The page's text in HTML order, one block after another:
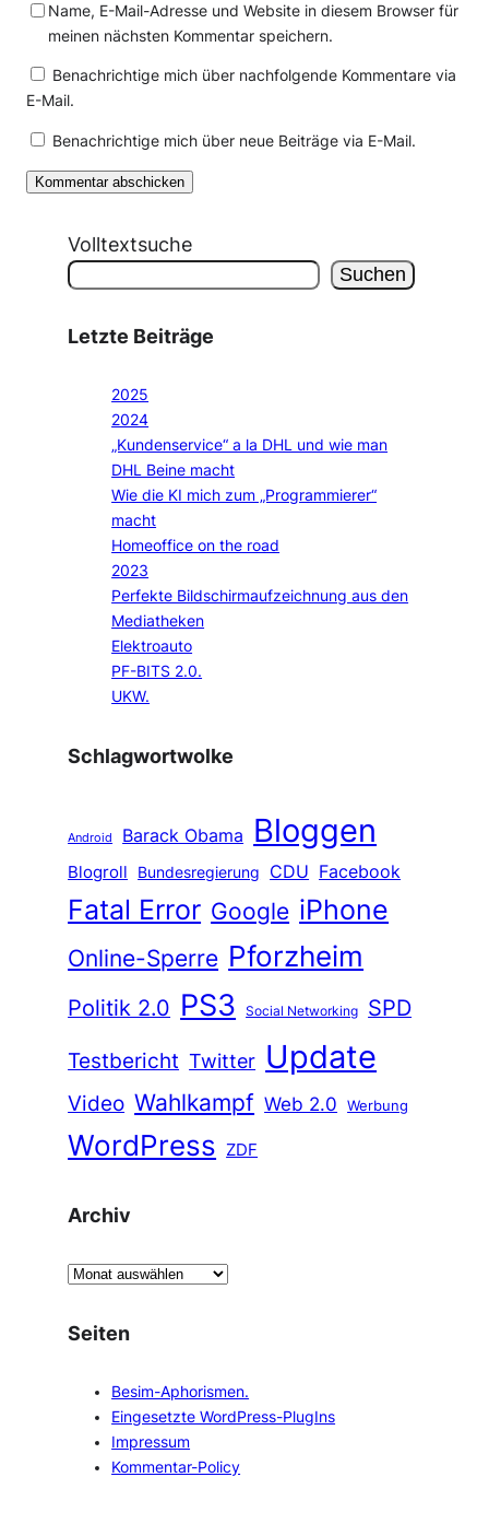
Name, E-Mail-Adresse und Website in diesem Browser für
meinen nächsten Kommentar speichern.
Benachrichtige mich über nachfolgende Kommentare via
E-Mail.
Benachrichtige mich über neue Beiträge via E-Mail.
Volltextsuche
Suchen
Letzte Beiträge
2025
2024
„Kundenservice“ a la DHL und wie man
DHL Beine macht
Wie die KI mich zum „Programmierer“
macht
Homeoffice on the road
2023
Perfekte Bildschirmaufzeichnung aus den
Mediatheken
Elektroauto
PF-BITS 2.0.
UKW.
Schlagwortwolke
Android Barack Obama Bloggen
Blogroll Bundesregierung CDU Facebook
Fatal Error Google iPhone
Online-Sperre Pforzheim
Politik 2.0 PS3 Social Networking
SPD
Testbericht Twitter Update
Video Wahlkampf Web 2.0 Werbung
WordPress ZDF
Archiv
A
c
Seiten
Besim-Aphorismen.
Eingesetzte WordPress-PlugIns
Impressum
Kommentar-Policy